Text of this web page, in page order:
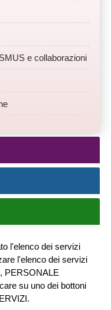
e collaborazioni
Collegiali (SIOC-
laurea
PEC
l'elenco dei servizi
l'elenco dei servizi
PERSONALE
su uno dei bottoni